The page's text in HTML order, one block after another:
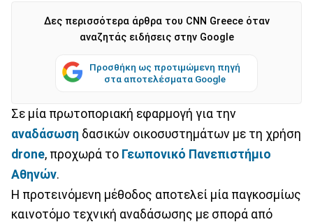
Δες περισσότερα άρθρα του CNN Greece όταν
αναζητάς ειδήσεις στην Google
Προσθήκη ως προτιμώμενη πηγή
στα αποτελέσματα Google
Σε μία πρωτοποριακή εφαρμογή για την
αναδάσωση δασικών οικοσυστημάτων με τη χρήση
drone, προχωρά το Γεωπονικό Πανεπιστήμιο
Αθηνών.
Η προτεινόμενη μέθοδος αποτελεί μία παγκοσμίως
καινοτόμο τεχνική αναδάσωσης με σπορά από